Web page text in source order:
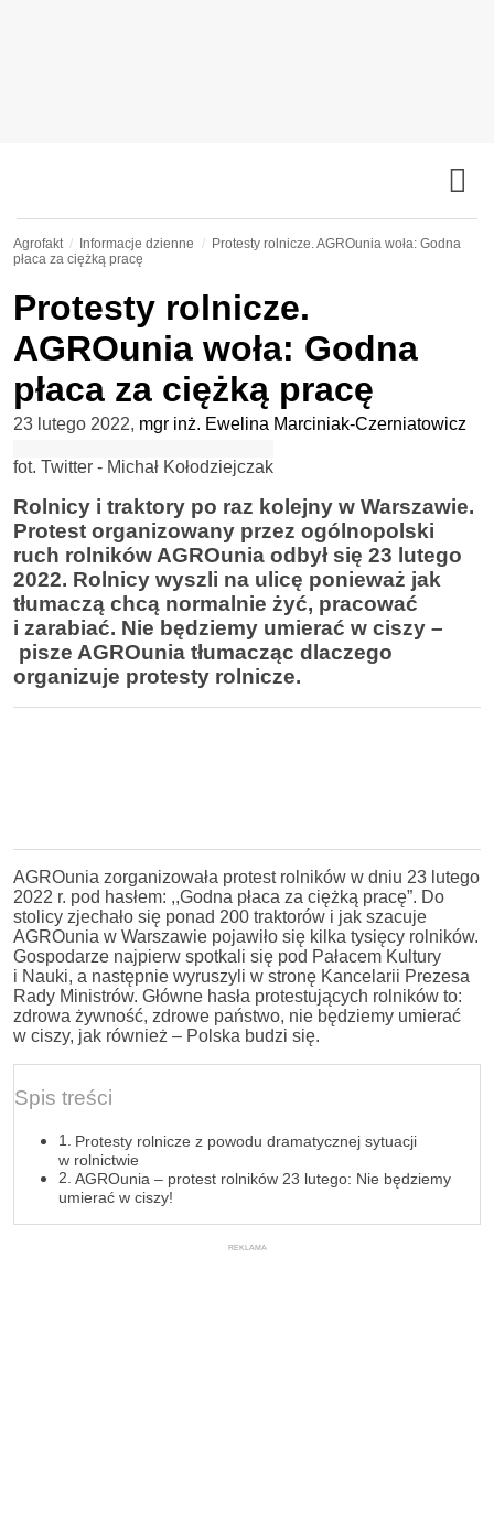
Agrofakt Informacje dzienne
Protesty rolnicze. AGROunia woła: Godna
płaca za ciężką pracę
Protesty rolnicze.
AGROunia woła: Godna
płaca za ciężką pracę
23 lutego 2022, mgr inż. Ewelina Marciniak-Czerniatowicz
fot. Twitter - Michał Kołodziejczak
Rolnicy i traktory po raz kolejny w Warszawie.
Protest organizowany przez ogólnopolski
ruch rolników AGROunia odbył się 23 lutego
2022. Rolnicy wyszli na ulicę ponieważ jak
tłumaczą chcą normalnie żyć, pracować
i zarabiać. Nie będziemy umierać w ciszy –
pisze AGROunia tłumacząc dlaczego
organizuje protesty rolnicze.
AGROunia zorganizowała protest rolników w dniu 23 lutego
2022 r. pod hasłem: ,,Godna płaca za ciężką pracę”. Do
stolicy zjechało się ponad 200 traktorów i jak szacuje
AGROunia w Warszawie pojawiło się kilka tysięcy rolników.
Gospodarze najpierw spotkali się pod Pałacem Kultury
i Nauki, a następnie wyruszyli w stronę Kancelarii Prezesa
Rady Ministrów. Główne hasła protestujących rolników to:
zdrowa żywność, zdrowe państwo, nie będziemy umierać
w ciszy, jak również – Polska budzi się.
Spis treści
Protesty rolnicze z powodu dramatycznej sytuacji
w rolnictwie
AGROunia – protest rolników 23 lutego: Nie będziemy
umierać w ciszy!
REKLAMA